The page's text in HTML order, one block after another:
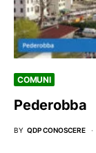
COMUNI
Pederobba
BY QDP CONOSCERE